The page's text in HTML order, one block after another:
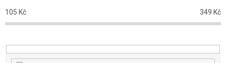
p
r
o
u
105 Kč 349 Kč